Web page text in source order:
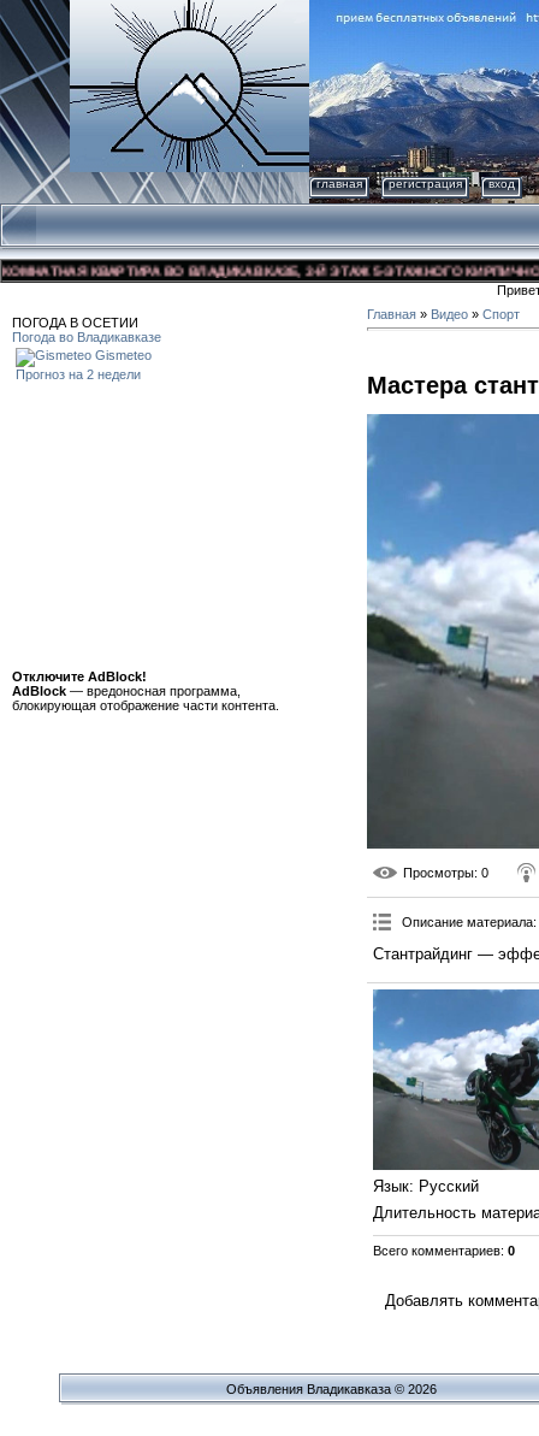
главная регистрация вход
КВАРТИРА ВО ВЛАДИКАВКАЗЕ, 3-Й ЭТАЖ 5-ЭТАЖНОГО
ПОГОДА В ОСЕТИИ
Погода во Владикавказе
Gismeteo
Прогноз на 2 недели
Отключите AdBlock!
AdBlock — вредоносная программа,
блокирующая отображение части контента.
Главная » Видео » Спорт
Мастера
Просмотры: 0
Описание материала:
Стантрайдинг —
Язык: Русский
Длительность
Всего комментариев: 0
Добавлять
Объявления Владикавказа © 2026